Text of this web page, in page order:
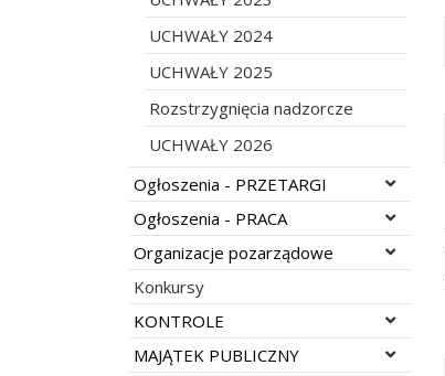
UCHWAŁY 2024
UCHWAŁY 2025
Rozstrzygnięcia nadzorcze
UCHWAŁY 2026
Rozwiń menu
Ogłoszenia - PRZETARGI
Rozwiń menu
Ogłoszenia - PRACA
Rozwiń menu
Organizacje pozarządowe
Konkursy
Rozwiń menu
KONTROLE
Rozwiń menu
MAJĄTEK PUBLICZNY